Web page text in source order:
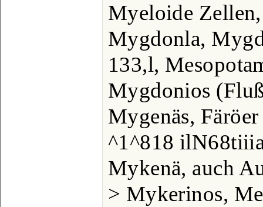
Myeloide
Mygdonla,
133,l,
Mygdonios
Mygenäs,
^1^818
Mykenä, auch
> Mykerinos,